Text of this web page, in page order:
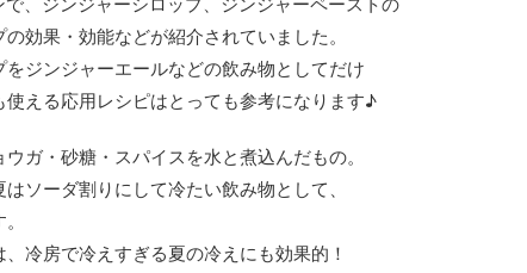
効果・効能などが紹介されていました。
ジンジャーエールなどの飲み物としてだけ
使える応用レシピはとっても参考になります♪
ガ・砂糖・スパイスを水と煮込んだもの。
ソーダ割りにして冷たい飲み物として、
冷房で冷えすぎる夏の冷えにも効果的！